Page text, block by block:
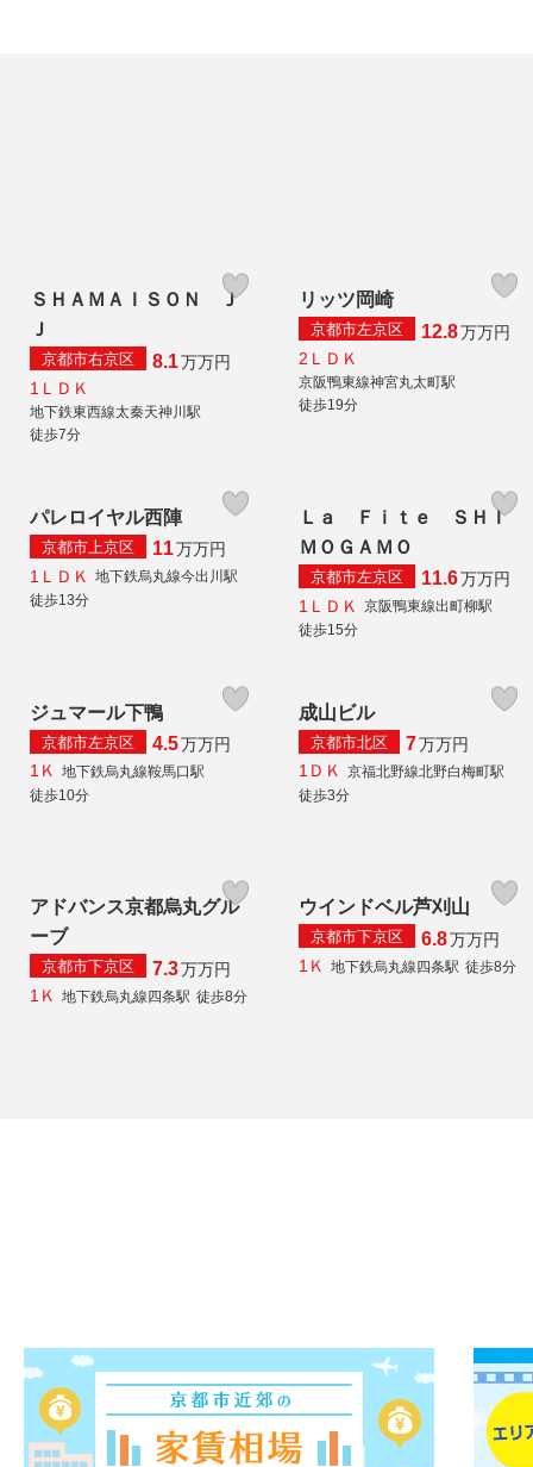
ＳＨＡＭＡＩＳＯＮ Ｊ
Ｊ
京都市右京区 8.1万万円
1ＬＤＫ
地下鉄東西線太秦天神川駅
徒歩7分
リッツ岡崎
京都市左京区 12.8万万円
2ＬＤＫ
京阪鴨東線神宮丸太町駅
徒歩19分
パレロイヤル西陣
京都市上京区 11万万円
1ＬＤＫ
地下鉄烏丸線今出川駅
徒歩13分
Ｌａ Ｆｉｔｅ ＳＨＩ
ＭＯＧＡＭＯ
京都市左京区 11.6万万円
1ＬＤＫ
京阪鴨東線出町柳駅
徒歩15分
ジュマール下鴨
京都市左京区 4.5万万円
1Ｋ 地下鉄烏丸線鞍馬口駅
徒歩10分
成山ビル
京都市北区 7万万円
1ＤＫ 京福北野線北野白梅町駅
徒歩3分
アドバンス京都烏丸グル
ーブ
京都市下京区 7.3万万円
1Ｋ
地下鉄烏丸線四条駅 徒歩8分
ウインドベル芦刈山
京都市下京区 6.8万万円
1Ｋ
地下鉄烏丸線四条駅 徒歩8分